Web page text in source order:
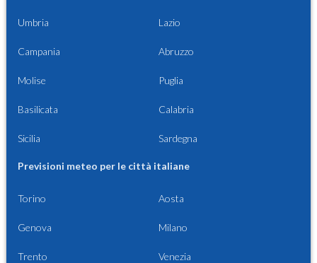
Umbria Lazio
Campania Abruzzo
Molise Puglia
Basilicata Calabria
Sicilia Sardegna
Previsioni meteo per le città italiane
Torino Aosta
Genova Milano
Trento Venezia